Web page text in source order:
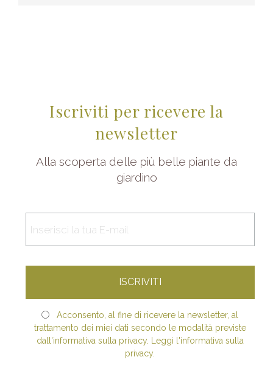
Iscriviti per ricevere la
newsletter
Alla scoperta delle più belle piante da
giardino
Acconsento, al fine di ricevere la newsletter, al
trattamento dei miei dati secondo le modalità previste
dall'informativa sulla privacy. Leggi l'informativa sulla
privacy.